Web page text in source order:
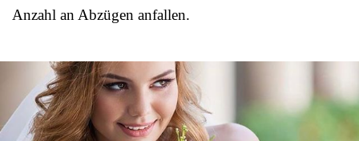
Anzahl an Abzügen anfallen.